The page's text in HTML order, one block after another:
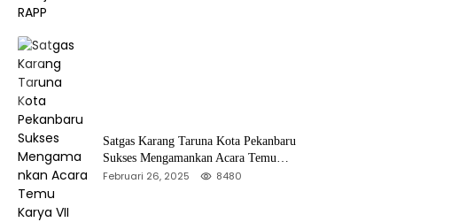
Satgas Karang Taruna Kota Pekanbaru
Sukses Mengamankan Acara Temu
Karya VII Karang Taruna Pekanbaru
Februari 26, 2025 8480